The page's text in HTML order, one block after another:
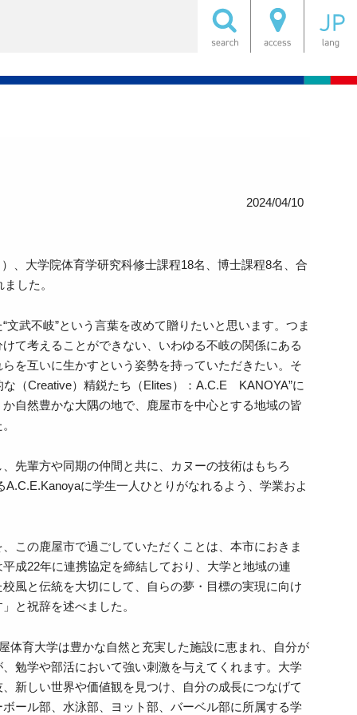
2024/04/10
、大学院体育学研究科修士課程18名、博士課程8名、合
した。
武不岐”という言葉を改めて贈りたいと思います。つま
て考えることができない、いわゆる不岐の関係にある
を互いに生かすという姿勢を持っていただきたい。そ
（Creative）精鋭たち（Elites）：A.C.E KANOYA”に
自然豊かな大隅の地で、鹿屋市を中心とする地域の皆
先輩方や同期の仲間と共に、カヌーの技術はもちろ
に学生一人ひとりがなれるよう、学業およ
この鹿屋市で過ごしていただくことは、本市におきま
成22年に連携協定を締結しており、大学と地域の連
風と伝統を大切にして、自らの夢・目標の実現に向け
と祝辞を述べました。
体育大学は豊かな自然と充実した施設に恵まれ、自分が
勉学や部活において強い刺激を与えてくれます。大学
新しい世界や価値観を見つけ、自分の成長につなげて
ール部、水泳部、ヨット部、バーベル部に所属する学